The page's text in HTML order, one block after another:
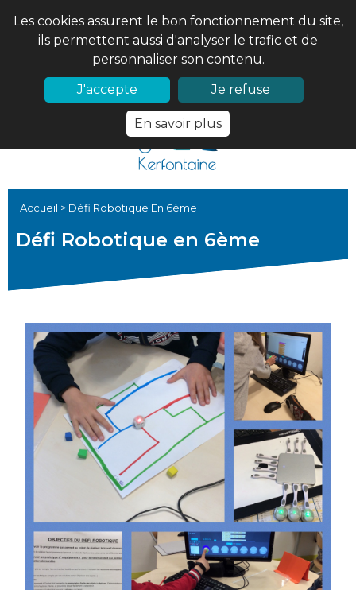
Les cookies assurent le bon fonctionnement du site,
ils permettent aussi d'analyser le trafic et de
personnaliser son contenu.
J'accepte
Je refuse
En savoir plus
02 97 56 61 18
Accueil > Défi Robotique En 6ème
Défi Robotique en 6ème